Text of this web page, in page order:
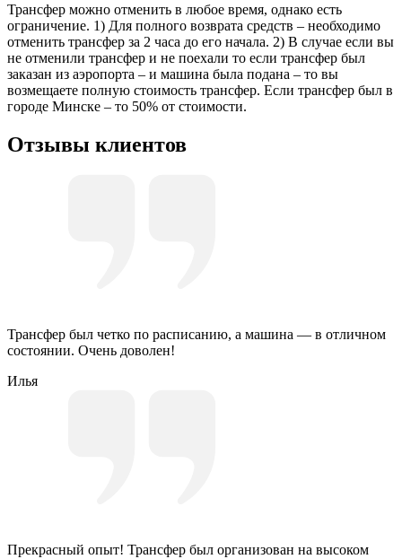
Трансфер можно отменить в любое время, однако есть
ограничение. 1) Для полного возврата средств – необходимо
отменить трансфер за 2 часа до его начала. 2) В случае если вы
не отменили трансфер и не поехали то если трансфер был
заказан из аэропорта – и машина была подана – то вы
возмещаете полную стоимость трансфер. Если трансфер был в
городе Минске – то 50% от стоимости.
Отзывы клиентов
Трансфер был четко по расписанию, а машина — в отличном
состоянии. Очень доволен!
Илья
Прекрасный опыт! Трансфер был организован на высоком